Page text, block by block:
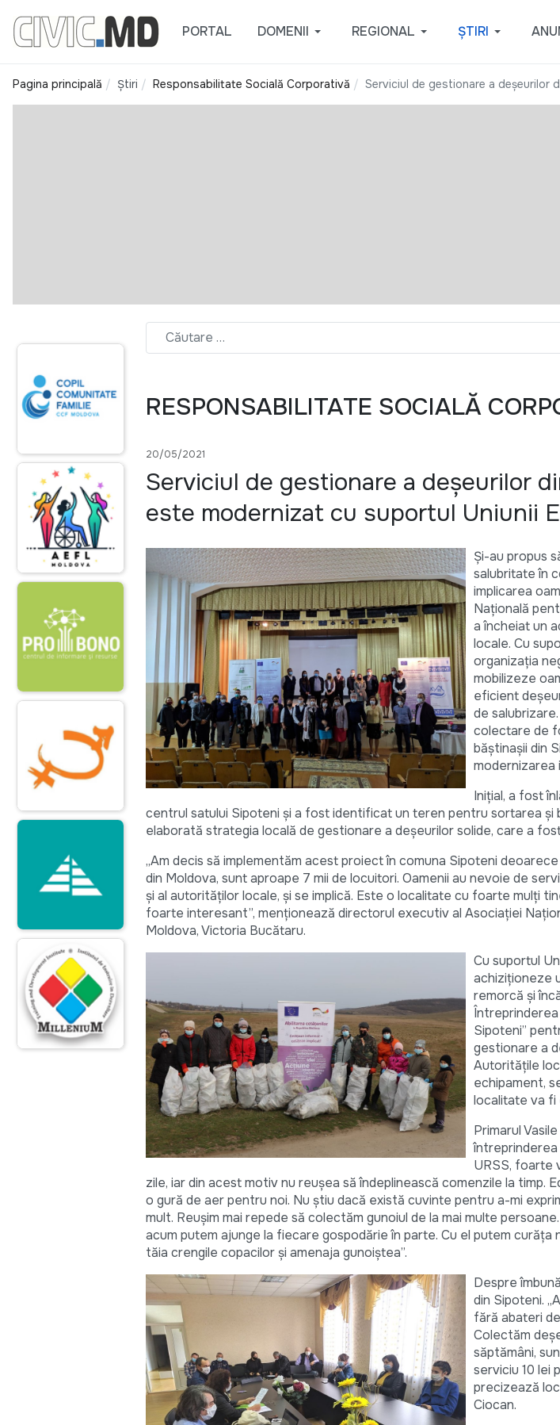
PORTAL DOMENII REGIONAL ȘTIRI
Pagina principală Știri Responsabilitate Socială Corporativă Serviciul de gestionare a deșeurilor
RESPONSABILITATE SOCIALĂ
20/05/2021
Serviciul de gestionare a deșeurilor
este modernizat cu suportul Uniunii
Și-au propus
salubritate în
implicarea
Națională
a încheiat un
locale. Cu
organizația
mobilizeze
eficient
de
colectare de
băștinașii din
modernizarea
Inițial, a fost
centrul satului Sipoteni și a fost identificat un teren pentru sortarea și
elaborată strategia locală de gestionare a deșeurilor solide, care a
„Am decis să implementăm acest proiect în comuna Sipoteni
din Moldova, sunt aproape 7 mii de locuitori. Oamenii au nevoie de
și al autorităților locale, și se implică. Este o localitate cu foarte mulți
foarte interesant”, menționează directorul executiv al Asociației
Moldova, Victoria Bucătaru.
Cu suportul
achiziționeze
remorcă și
Întreprinderea
Sipoteni”
gestionare a
Autoritățile
echipament,
localitate va fi
Primarul
întreprinderea
URSS, foarte
zile, iar din acest motiv nu reușea să îndeplinească comenzile la timp.
o gură de aer pentru noi. Nu știu dacă există cuvinte pentru a-mi
mult. Reușim mai repede să colectăm gunoiul de la mai multe
acum putem ajunge la fiecare gospodărie în parte. Cu el putem curăța
tăia crengile copacilor și amenaja gunoiștea”.
Despre
din Sipoteni.
fără abateri
Colectăm
săptămâni,
serviciu 10 lei
precizează
Ciocan.